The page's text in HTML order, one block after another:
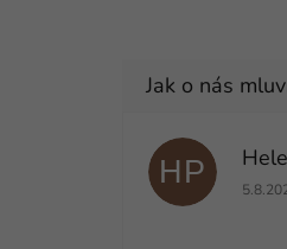
HP